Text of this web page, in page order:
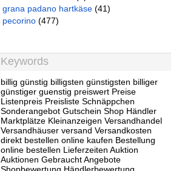
grana padano hartkäse (41)
pecorino (477)
Keywords
billig günstig billigsten günstigsten billiger
günstiger guenstig preiswert Preise
Listenpreis Preisliste Schnäppchen
Sonderangebot Gutschein Shop Händler
Marktplätze Kleinanzeigen Versandhandel
Versandhäuser versand Versandkosten
direkt bestellen online kaufen Bestellung
online bestellen Lieferzeiten Auktion
Auktionen Gebraucht Angebote